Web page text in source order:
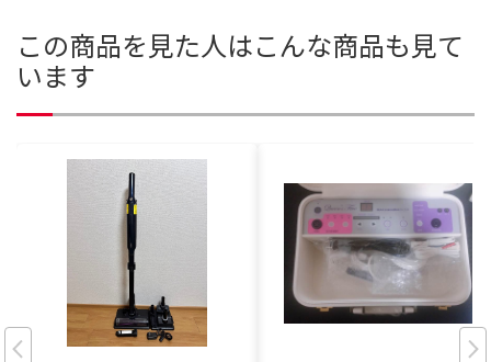
この商品を見た人はこんな商品も見て
います